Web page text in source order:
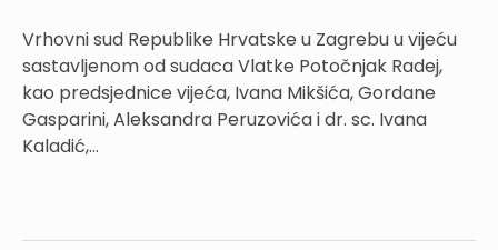
Vrhovni sud Republike Hrvatske u Zagrebu u vijeću
sastavljenom od sudaca Vlatke Potočnjak Radej,
kao predsjednice vijeća, Ivana Mikšića, Gordane
Gasparini, Aleksandra Peruzovića i dr. sc. Ivana
Kaladić,...